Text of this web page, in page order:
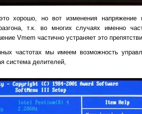
хорошо, но вот изменения напряжение
т.к. во многих случаях именно
Vmem частично устраняет это
частотах мы имеем возможность
система делителей,